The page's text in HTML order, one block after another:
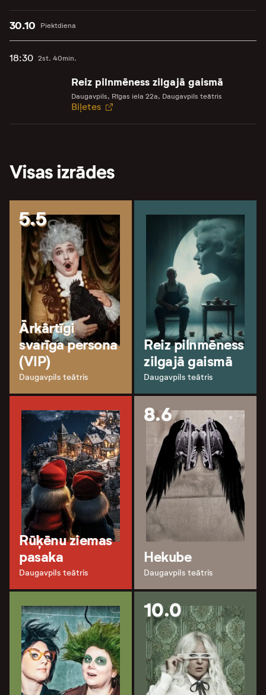
Piektdiena
30.10
18:30 2st. 40min.
Reiz pilnmēness zilgajā gaismā
Daugavpils, Rīgas iela 22a, Daugavpils teātris
Biļetes
Visas izrādes
5.5
Ārkārtīgi
svarīga persona
(VIP)
Daugavpils teātris
Reiz pilnmēness
zilgajā gaismā
Daugavpils teātris
Rūķēnu ziemas
pasaka
Daugavpils teātris
8.6
Hekube
Daugavpils teātris
10.0